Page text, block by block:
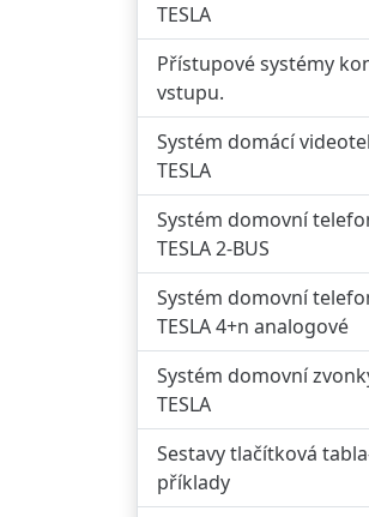
TESLA
Přístupové systémy
vstupu.
Systém domácí
TESLA
Systém domovní
TESLA 2-BUS
Systém domovní
TESLA 4+n analogové
Systém domovní
TESLA
Sestavy tlačítková
příklady